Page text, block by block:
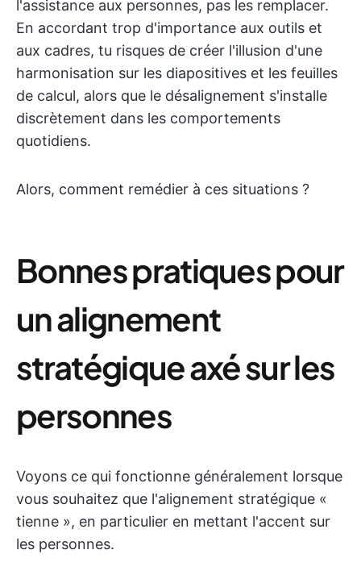
l'assistance aux personnes, pas les remplacer.
En accordant trop d'importance aux outils et
aux cadres, tu risques de créer l'illusion d'une
harmonisation sur les diapositives et les feuilles
de calcul, alors que le désalignement s'installe
discrètement dans les comportements
quotidiens.
Alors, comment remédier à ces situations ?
Bonnes pratiques pour
un alignement
stratégique axé sur les
personnes
Voyons ce qui fonctionne généralement lorsque
vous souhaitez que l'alignement stratégique «
tienne », en particulier en mettant l'accent sur
les personnes.